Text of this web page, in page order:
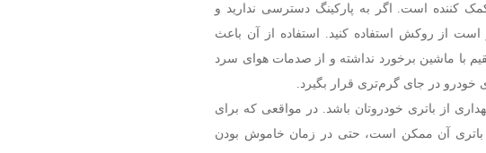
کننده است. اگر به پارکینگ دسترسی ندارید و
است از روکش استفاده کنید. استفاده از آن باعث
با ماشین برخورد نداشته و از صدمات هوای سرد
خودرو در جای گرم‌تری قرار بگیرد.
از باتری خودروتان باشد. در مواقعی که برای
باتری آن ممکن است، حتی در زمان خاموش بودن